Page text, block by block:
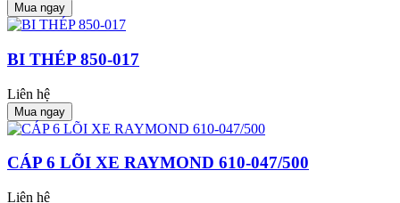
Mua ngay
BI THÉP 850-017
Liên hệ
Mua ngay
CÁP 6 LÕI XE RAYMOND 610-047/500
Liên hệ